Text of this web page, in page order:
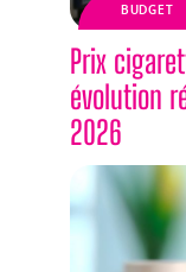
BUDGET
Prix
évolution
2026